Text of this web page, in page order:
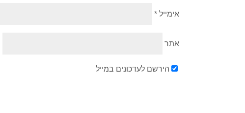
אימייל*
אתר
הירשם לעדכונים במייל